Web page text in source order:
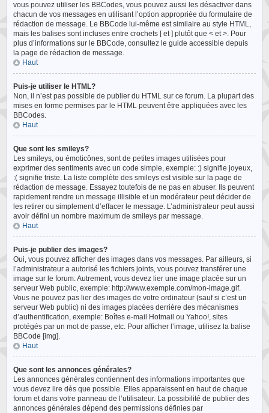
vous pouvez utiliser les BBCodes, vous pouvez aussi les désactiver dans
chacun de vos messages en utilisant l’option appropriée du formulaire de
rédaction de message. Le BBCode lui-même est similaire au style HTML,
mais les balises sont incluses entre crochets [ et ] plutôt que < et >. Pour
plus d’informations sur le BBCode, consultez le guide accessible depuis
la page de rédaction de message.
Haut
Puis-je utiliser le HTML?
Non, il n’est pas possible de publier du HTML sur ce forum. La plupart des
mises en forme permises par le HTML peuvent être appliquées avec les
BBCodes.
Haut
Que sont les smileys?
Les smileys, ou émoticônes, sont de petites images utilisées pour
exprimer des sentiments avec un code simple, exemple: :) signifie joyeux,
:( signifie triste. La liste complète des smileys est visible sur la page de
rédaction de message. Essayez toutefois de ne pas en abuser. Ils peuvent
rapidement rendre un message illisible et un modérateur peut décider de
les retirer ou simplement d’effacer le message. L’administrateur peut aussi
avoir défini un nombre maximum de smileys par message.
Haut
Puis-je publier des images?
Oui, vous pouvez afficher des images dans vos messages. Par ailleurs, si
l’administrateur a autorisé les fichiers joints, vous pouvez transférer une
image sur le forum. Autrement, vous devez lier une image placée sur un
serveur Web public, exemple: http://www.exemple.com/mon-image.gif.
Vous ne pouvez pas lier des images de votre ordinateur (sauf si c’est un
serveur Web public) ni des images placées derrière des mécanismes
d’authentification, exemple: Boîtes e-mail Hotmail ou Yahoo!, sites
protégés par un mot de passe, etc. Pour afficher l’image, utilisez la balise
BBCode [img].
Haut
Que sont les annonces générales?
Les annonces générales contiennent des informations importantes que
vous devez lire dès que possible. Elles apparaissent en haut de chaque
forum et dans votre panneau de l’utilisateur. La possibilité de publier des
annonces générales dépend des permissions définies par